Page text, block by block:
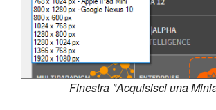
Finestra "Acquisisci una